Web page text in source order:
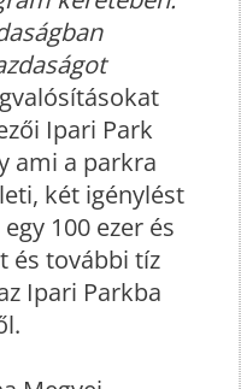
Ipari Park
ami a parkra
két igénylést
100 ezer és
és további tíz
Ipari Parkba